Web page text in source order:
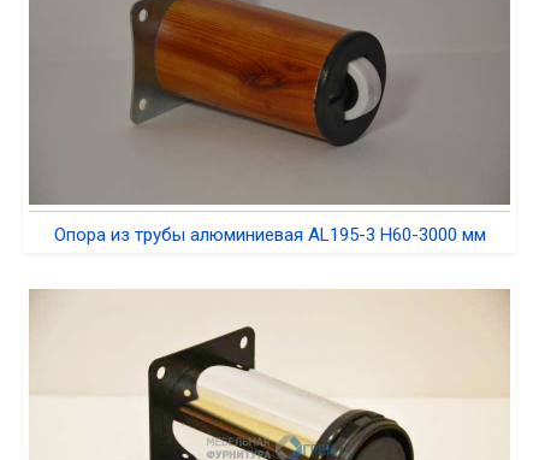
Опора из трубы алюминиевая AL195-3 H60-3000 мм